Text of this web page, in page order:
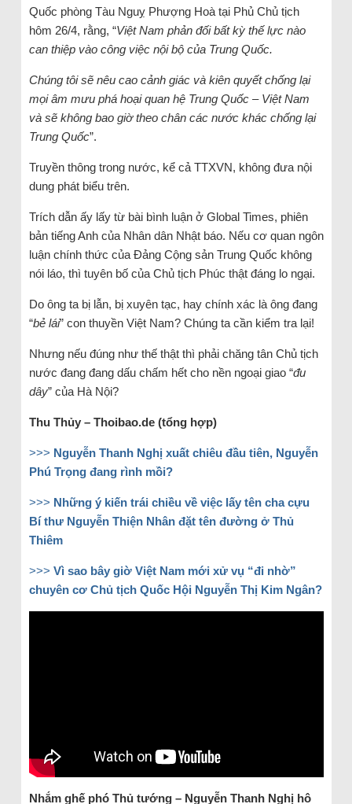
Quốc phòng Tàu Nguỵ Phượng Hoà tại Phủ Chủ tịch
hôm 26/4, rằng, “Việt Nam phản đối bất kỳ thế lực nào
can thiệp vào công việc nội bộ của Trung Quốc.
Chúng tôi sẽ nêu cao cảnh giác và kiên quyết chống lại
mọi âm mưu phá hoại quan hệ Trung Quốc – Việt Nam
và sẽ không bao giờ theo chân các nước khác chống lại
Trung Quốc”.
Truyền thông trong nước, kể cả TTXVN, không đưa nội
dung phát biểu trên.
Trích dẫn ấy lấy từ bài bình luận ở Global Times, phiên
bản tiếng Anh của Nhân dân Nhật báo. Nếu cơ quan ngôn
luận chính thức của Đảng Cộng sản Trung Quốc không
nói láo, thì tuyên bố của Chủ tịch Phúc thật đáng lo ngại.
Do ông ta bị lẫn, bị xuyên tạc, hay chính xác là ông đang
“bẻ lái” con thuyền Việt Nam? Chúng ta cần kiểm tra lại!
Nhưng nếu đúng như thế thật thì phải chăng tân Chủ tịch
nước đang đang dấu chấm hết cho nền ngoại giao “đu
dây” của Hà Nội?
Thu Thủy – Thoibao.de (tổng hợp)
>>> Nguyễn Thanh Nghị xuất chiêu đầu tiên, Nguyễn
Phú Trọng đang rình mồi?
>>> Những ý kiến trái chiều về việc lấy tên cha cựu
Bí thư Nguyễn Thiện Nhân đặt tên đường ở Thủ
Thiêm
>>> Vì sao bây giờ Việt Nam mới xử vụ “đi nhờ”
chuyên cơ Chủ tịch Quốc Hội Nguyễn Thị Kim Ngân?
Nhắm ghế phó Thủ tướng – Nguyễn Thanh Nghị hô